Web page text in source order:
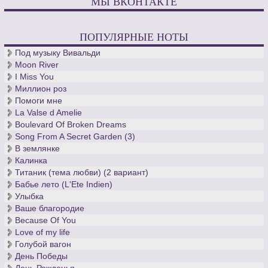
ПОПУЛЯРНЫЕ НОТЫ
Под музыку Вивальди
Moon River
I Miss You
Миллион роз
Помоги мне
La Valse d Amelie
Boulevard Of Broken Dreams
Song From A Secret Garden (3)
В землянке
Калинка
Титаник (тема любви) (2 вариант)
Бабье лето (L'Ete Indien)
Улыбка
Ваше благородие
Because Of You
Love of my life
Голубой вагон
День Победы